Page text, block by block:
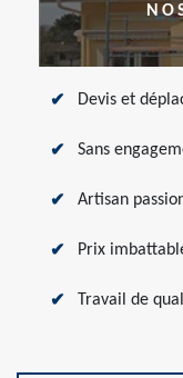
Devis et
Sans
Artisan
Prix
Travail de